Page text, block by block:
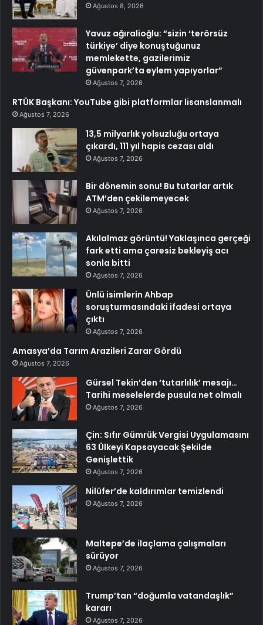
Ağustos 8, 2026
Yavuz ağıralioğlu: “sizin ‘terörsüz
türkiye’ diye konuştuğunuz
memlekette, gazilerimiz
güvenpark’ta eylem yapıyorlar”
Ağustos 7, 2026
RTÜK Başkanı: YouTube gibi platformlar lisanslanmalı
Ağustos 7, 2026
13,5 milyarlık yolsuzluğu ortaya
çıkardı, 111 yıl hapis cezası aldı
Ağustos 7, 2026
Bir dönemin sonu! Bu tutarlar artık
ATM’den çekilemeyecek
Ağustos 7, 2026
Akılalmaz görüntü! Yaklaşınca gerçeği
fark etti ama çaresiz bekleyiş acı
sonla bitti
Ağustos 7, 2026
Ünlü isimlerin Ahbap
soruşturmasındaki ifadesi ortaya
çıktı
Ağustos 7, 2026
Amasya’da Tarım Arazileri Zarar Gördü
Ağustos 7, 2026
Gürsel Tekin’den ‘tutarlılık’ mesajı…
Tarihi meselelerde pusula net olmalı
Ağustos 7, 2026
Çin: Sıfır Gümrük Vergisi Uygulamasını
63 Ülkeyi Kapsayacak Şekilde
Genişlettik
Ağustos 7, 2026
Nilüfer’de kaldırımlar temizlendi
Ağustos 7, 2026
Maltepe’de ilaçlama çalışmaları
sürüyor
Ağustos 7, 2026
Trump’tan “doğumla vatandaşlık”
kararı
Ağustos 7, 2026